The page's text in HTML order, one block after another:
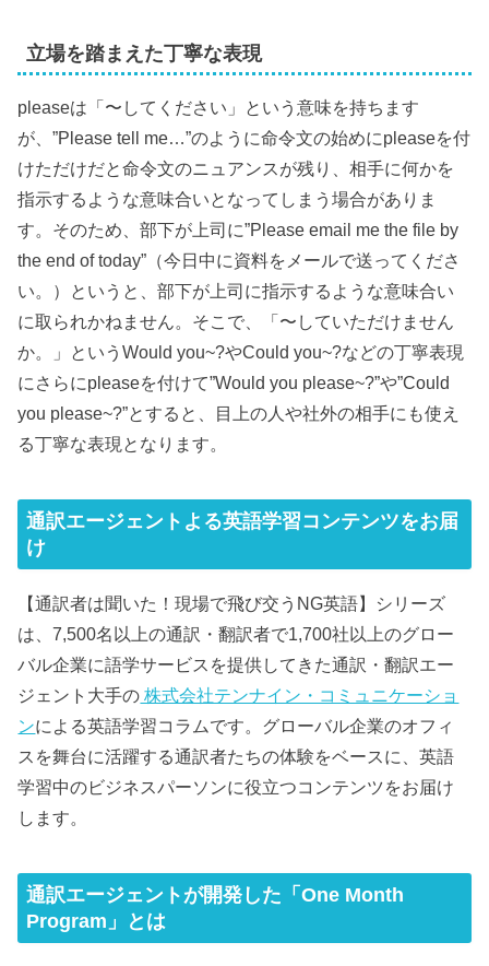
立場を踏まえた丁寧な表現
pleaseは「〜してください」という意味を持ちます
が、”Please tell me…”のように命令文の始めにpleaseを付
けただけだと命令文のニュアンスが残り、相手に何かを
指示するような意味合いとなってしまう場合がありま
す。そのため、部下が上司に”Please email me the file by
the end of today”（今日中に資料をメールで送ってくださ
い。）というと、部下が上司に指示するような意味合い
に取られかねません。そこで、「〜していただけません
か。」というWould you~?やCould you~?などの丁寧表現
にさらにpleaseを付けて”Would you please~?”や”Could
you please~?”とすると、目上の人や社外の相手にも使え
る丁寧な表現となります。
通訳エージェントよる英語学習コンテンツをお届
け
【通訳者は聞いた！現場で飛び交うNG英語】シリーズ
は、7,500名以上の通訳・翻訳者で1,700社以上のグロー
バル企業に語学サービスを提供してきた通訳・翻訳エー
ジェント大手の 株式会社テンナイン・コミュニケーショ
ンによる英語学習コラムです。グローバル企業のオフィ
スを舞台に活躍する通訳者たちの体験をベースに、英語
学習中のビジネスパーソンに役立つコンテンツをお届け
します。
通訳エージェントが開発した「One Month
Program」とは